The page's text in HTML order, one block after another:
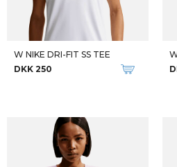
W NIKE DRI-FIT SS TEE
DKK 250